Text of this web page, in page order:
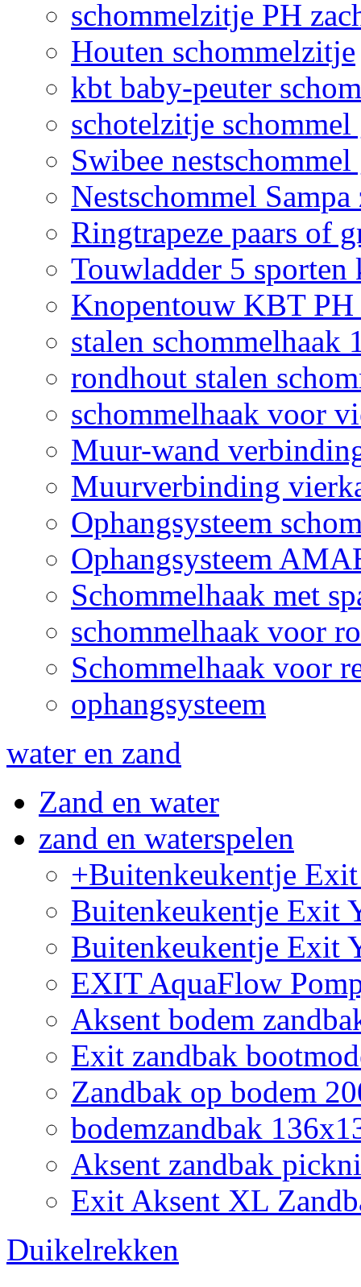
schommelzitje PH
Houten schommelzitje
kbt baby-peuter
schotelzitje
Swibee nestschommel
Nestschommel
Ringtrapeze paars of
Touwladder 5 sporten
Knopentouw KBT
stalen schommelhaak
rondhout stalen
schommelhaak voor
Muur-wand
Muurverbinding
Ophangsysteem
Ophangsysteem
Schommelhaak met
schommelhaak voor
Schommelhaak voor
ophangsysteem
water en zand
Zand en water
zand en waterspelen
+Buitenkeukentje
Buitenkeukentje Exit
Buitenkeukentje Exit
EXIT AquaFlow
Aksent bodem
Exit zandbak
Zandbak op bodem
bodemzandbak
Aksent zandbak
Exit Aksent XL
Duikelrekken